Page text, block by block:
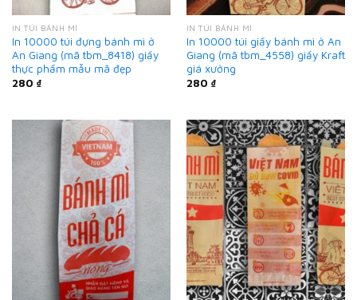
IN TÚI BÁNH MÌ
In 10000 túi đựng bánh mì ở
An Giang (mã tbm_8418) giấy
thực phẩm mẫu mã đẹp
280 ₫
IN TÚI BÁNH MÌ
In 10000 túi giấy bánh mì ở An
Giang (mã tbm_4558) giấy Kraft
giá xưởng
280 ₫